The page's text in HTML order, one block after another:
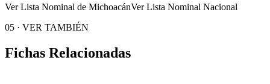
Ver Lista Nominal de MichoacánVer Lista Nominal Nacional
05 · VER TAMBIÉN
Fichas Relacionadas